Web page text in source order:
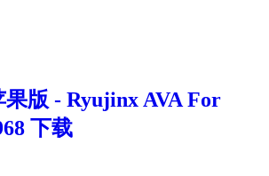
版 - Ryujinx AVA For
下载